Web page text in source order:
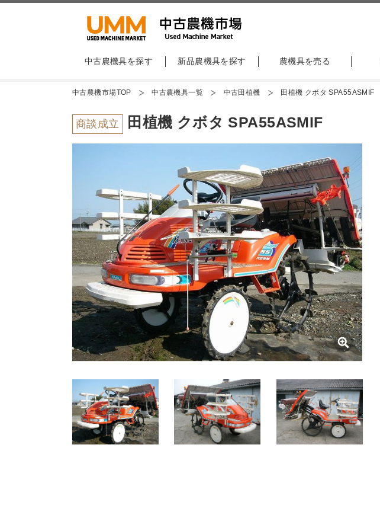
中古農機具を探す 新品農機具を探す 農機具を売る
中古農機市場TOP 中古農機具一覧 中古田植機 田植機 クボタ SPA55ASMIF
商談成立 田植機 クボタ SPA55ASMIF